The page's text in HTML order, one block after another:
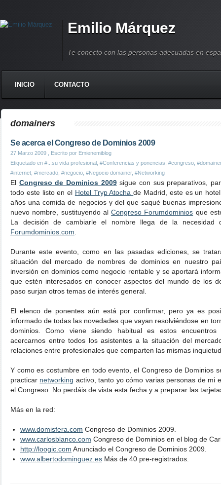
Emilio Márquez
Te conecto con las personas adecuadas en
INICIO CONTACTO
domainers
Se acerca el Congreso de Dominios 2009
27 Marzo 2009 , Escrito por Emienemiblog
Etiquetado en #...su vida profesional #Conferencias y ponencias #congreso
#internet #mercado #negocio #Negocio domainer, #Networking
El Congreso de Dominios 2009sigue con sus preparativos,
todo este listo en el Hotel Tryp Atochade Madrid, este es un
años una comida de negocios y del que saqué buenas
nuevo nombre, sustituyendo al Congreso Forumdominios que
La decisión de cambiarle el nombre llega de la necesidad
Forumdominios.com
Durante este evento, como en las pasadas ediciones, se
situación del mercado de nombres de dominios en nuestro
inversión en dominios como negocio rentable y se aportará
que estén interesados en conocer aspectos del mundo de los
paso surjan otros temas de interés general.
El elenco de ponentes aún está por confirmar, pero ya es
informado de todas las novedades que vayan resolviéndose en
dominios. Como viene siendo habitual es estos
acercarnos entre todos los asistentes a la situación del
relaciones entre profesionales que comparten las mismas
Y como es costumbre en todo evento, el Congreso de Dominios
practicar networking activo, tanto yo cómo varias personas de mi
el Congreso. No perdáis de vista esta fecha y a preparar las
Más en la red:
www.domisfera.com Congreso de Dominios 2009.
www.carlosblanco.com Congreso de Dominios en el blog de
http://loogic.com Anunciado el Congreso de Dominios 2009.
www.albertodominguez.es Más de 40 pre-registrados.